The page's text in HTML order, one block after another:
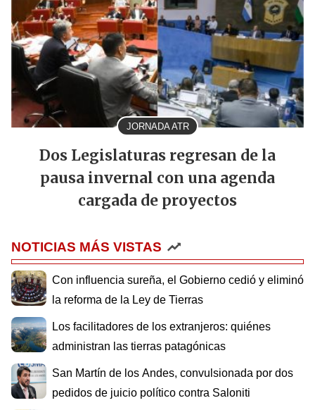
JORNADA ATR
Dos Legislaturas regresan de la
pausa invernal con una agenda
cargada de proyectos
NOTICIAS MÁS VISTAS
Con influencia sureña, el Gobierno cedió y eliminó
la reforma de la Ley de Tierras
Los facilitadores de los extranjeros: quiénes
administran las tierras patagónicas
San Martín de los Andes, convulsionada por dos
pedidos de juicio político contra Saloniti